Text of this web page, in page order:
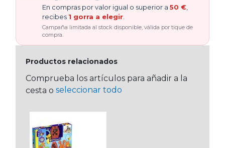
En compras por valor igual o superior a 50 €
recibes 1 gorra a elegir
Campaña limitada al stock disponible, válida por tique de
compra.
Productos relacionados
Comprueba los artículos para añadir a la
cesta o seleccionar todo